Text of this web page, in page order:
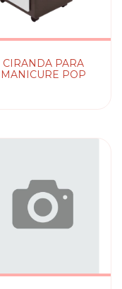
CIRANDA PARA
MANICURE POP